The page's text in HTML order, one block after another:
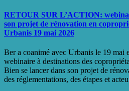
RETOUR SUR L’ACTION:
son projet de rénovation en
Urbanis 19 mai 2026
Ber a coanimé avec Urbanis le 19 mai
webinaire à destinations des
Bien se lancer dans son projet de
des réglementations, des étapes et